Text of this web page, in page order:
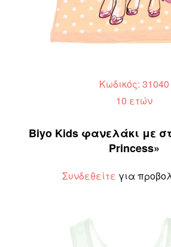
Κωδικός: 31040
10 ετών
Biyo Kids φανελάκι με
Princess»
Συνδεθείτε για